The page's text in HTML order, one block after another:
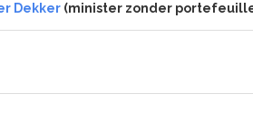
Dekker (minister zonder